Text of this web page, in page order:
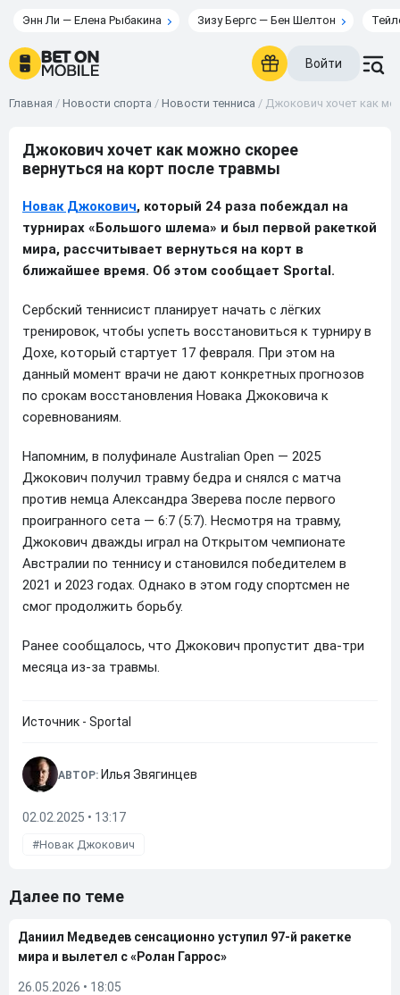
Энн Ли — Елена Рыбакина Зизу Бергс — Бен Шелтон
Войти
Главная / Новости спорта / Новости тенниса / Джокович хочет как
Джокович хочет как можно скорее
вернуться на корт после травмы
Новак Джокович, который 24 раза побеждал на
турнирах «Большого шлема» и был первой ракеткой
мира, рассчитывает вернуться на корт в
ближайшее время. Об этом сообщает Sportal.
Сербский теннисист планирует начать с лёгких
тренировок, чтобы успеть восстановиться к турниру в
Дохе, который стартует 17 февраля. При этом на
данный момент врачи не дают конкретных прогнозов
по срокам восстановления Новака Джоковича к
соревнованиям.
Напомним, в полуфинале Australian Open — 2025
Джокович получил травму бедра и снялся с матча
против немца Александра Зверева после первого
проигранного сета — 6:7 (5:7). Несмотря на травму,
Джокович дважды играл на Открытом чемпионате
Австралии по теннису и становился победителем в
2021 и 2023 годах. Однако в этом году спортсмен не
смог продолжить борьбу.
Ранее сообщалось, что Джокович пропустит два-три
месяца из-за травмы.
Источник - Sportal
АВТОР: Илья Звягинцев
02.02.2025 • 13:17
Новак Джокович
Далее по теме
Даниил Медведев сенсационно уступил 97-й ракетке
мира и вылетел с «Ролан Гаррос»
26.05.2026 • 18:05